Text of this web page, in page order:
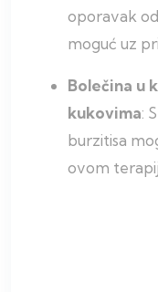
oporavak
moguć uz
Bolečina u
kukovima:
burzitisa
ovom